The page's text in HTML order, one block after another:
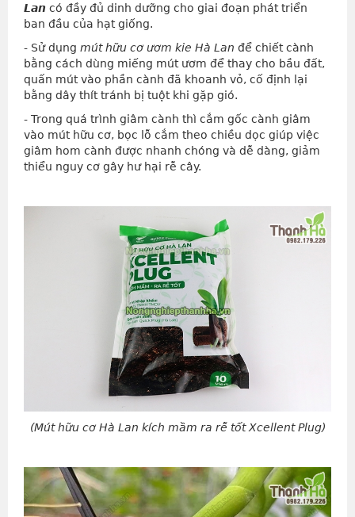
Lan có đầy đủ dinh dưỡng cho giai đoạn phát triển
ban đầu của hạt giống.
- Sử dụng mút hữu cơ ươm kie Hà Lan để chiết cành
bằng cách dùng miếng mút ươm để thay cho bầu đất,
quấn mút vào phần cành đã khoanh vỏ, cố định lại
bằng dây thít tránh bị tuột khi gặp gió.
- Trong quá trình giâm cành thì cắm gốc cành giâm
vào mút hữu cơ, bọc lỗ cắm theo chiều dọc giúp việc
giâm hom cành được nhanh chóng và dễ dàng, giảm
thiểu nguy cơ gây hư hại rễ cây.
(Mút hữu cơ Hà Lan kích mầm ra rễ tốt Xcellent Plug)